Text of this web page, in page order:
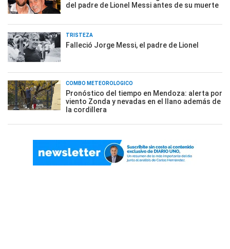
del padre de Lionel Messi antes de su muerte
TRISTEZA
Falleció Jorge Messi, el padre de Lionel
COMBO METEOROLÓGICO
Pronóstico del tiempo en Mendoza: alerta por
viento Zonda y nevadas en el llano además de
la cordillera